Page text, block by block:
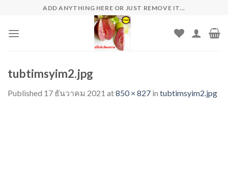
content
ADD ANYTHING HERE OR JUST REMOVE IT...
tubtimsyim2.jpg
Published 17 ธันวาคม 2021 at850 × 827 in tubtimsyim2.jpg